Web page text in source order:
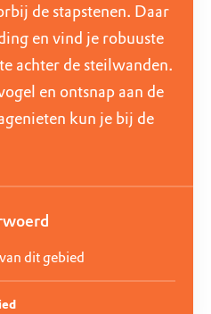
de stapstenen. Daar
en vind je robuuste
achter de steilwanden.
en ontsnap aan de
kun je bij de
dit gebied